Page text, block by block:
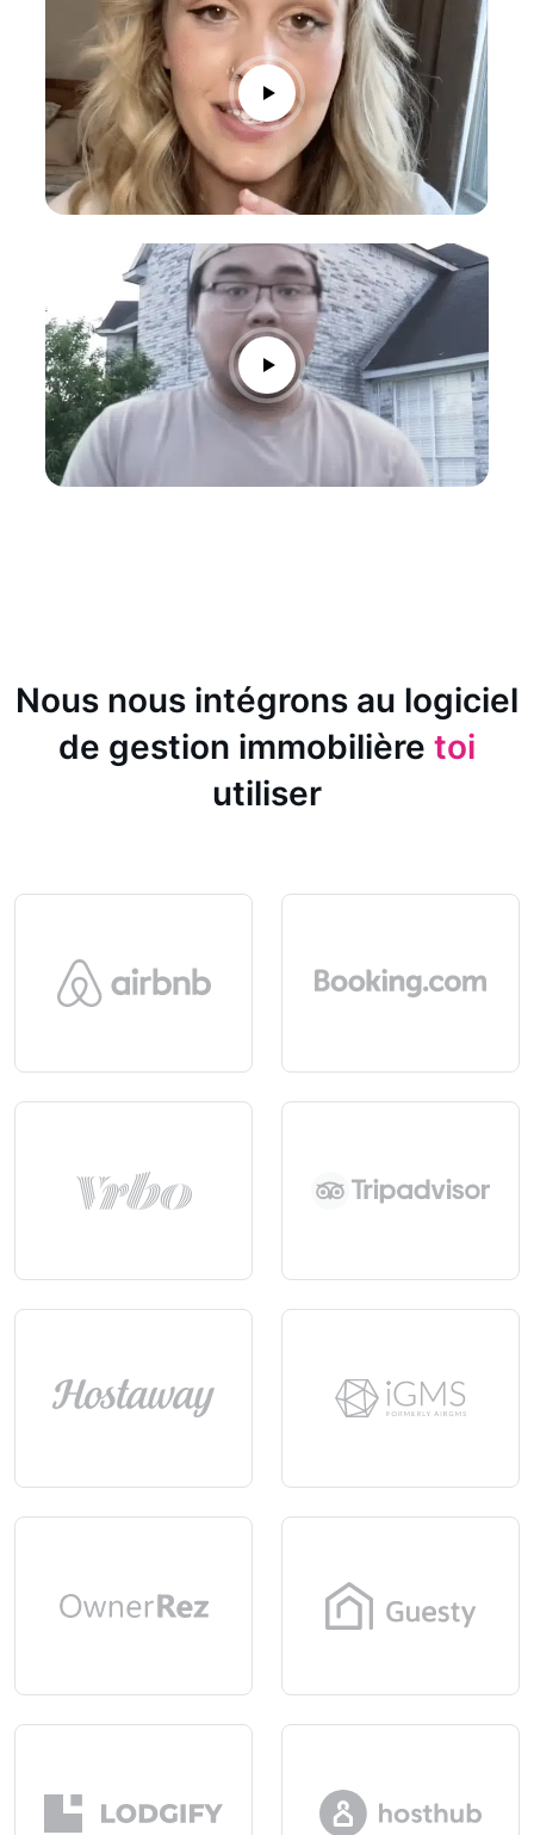
Nous nous intégrons au logiciel
de gestion immobilière toi
utiliser